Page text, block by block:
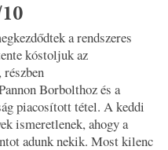
a rendszeres
kóstoljuk az
Borbolthoz és a
piacosított tétel. A keddi
ismeretlenek, ahogy a
adunk nekik. Most kilenc